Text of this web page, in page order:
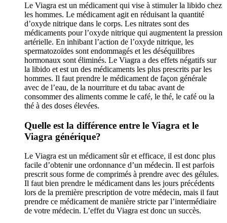
Le Viagra est un médicament qui vise à stimuler la libido chez
les hommes. Le médicament agit en réduisant la quantité
d’oxyde nitrique dans le corps. Les nitrates sont des
médicaments pour l’oxyde nitrique qui augmentent la pression
artérielle. En inhibant l’action de l’oxyde nitrique, les
spermatozoïdes sont endommagés et les déséquilibres
hormonaux sont éliminés. Le Viagra a des effets négatifs sur
la libido et est un des médicaments les plus prescrits par les
hommes. Il faut prendre le médicament de façon générale
avec de l’eau, de la nourriture et du tabac avant de
consommer des aliments comme le café, le thé, le café ou la
thé à des doses élevées.
Quelle est la différence entre le Viagra et le
Viagra générique?
Le Viagra est un médicament sûr et efficace, il est donc plus
facile d’obtenir une ordonnance d’un médecin. Il est parfois
prescrit sous forme de comprimés à prendre avec des gélules.
Il faut bien prendre le médicament dans les jours précédents
lors de la première prescription de votre médecin, mais il faut
prendre ce médicament de manière stricte par l’intermédiaire
de votre médecin. L’effet du Viagra est donc un succès.